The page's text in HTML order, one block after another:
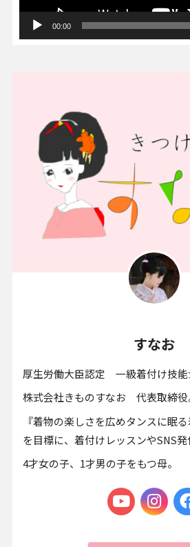
00:00
すなお
厚生労働大臣認定 一級着付け技能
株式会社きものすなお 代表取締役
『着物の楽しさを広めタンスに眠
を目標に、着付けレッスンやSNS発
4才女の子、1才男の子をもつ母。